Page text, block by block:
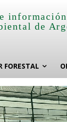
de
FORESTAL